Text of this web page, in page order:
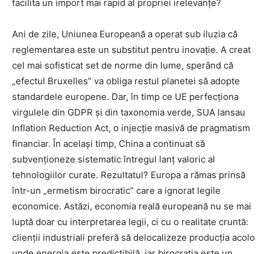
facilita un import mai rapid al propriei irelevanțe?
Ani de zile, Uniunea Europeană a operat sub iluzia că
reglementarea este un substitut pentru inovație. A creat
cel mai sofisticat set de norme din lume, sperând că
„efectul Bruxelles” va obliga restul planetei să adopte
standardele europene. Dar, în timp ce UE perfecționa
virgulele din GDPR și din taxonomia verde, SUA lansau
Inflation Reduction Act, o injecție masivă de pragmatism
financiar. În același timp, China a continuat să
subvenționeze sistematic întregul lanț valoric al
tehnologiilor curate. Rezultatul? Europa a rămas prinsă
într-un „ermetism birocratic” care a ignorat legile
economice. Astăzi, economia reală europeană nu se mai
luptă doar cu interpretarea legii, ci cu o realitate cruntă:
clienții industriali preferă să delocalizeze producția acolo